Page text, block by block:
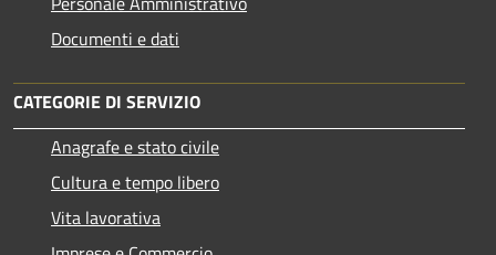
Documenti e dati
CATEGORIE DI SERVIZIO
Anagrafe e stato civile
Cultura e tempo libero
Vita lavorativa